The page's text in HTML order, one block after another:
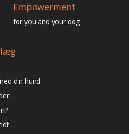
Empowerment
for you and your dog
din hund